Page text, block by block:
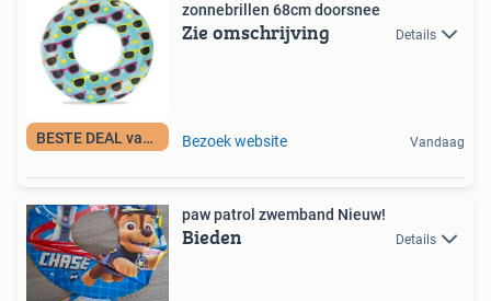
BESTE DEAL vandaag
zonnebrillen 68cm doorsnee
Zie omschrijving Details
Bezoek website Vandaag
paw patrol zwemband Nieuw!
Bieden Details